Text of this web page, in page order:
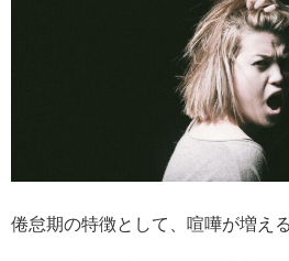
倦怠期の特徴として、喧嘩が増え